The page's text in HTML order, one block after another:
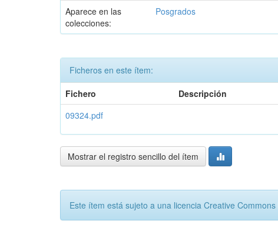
Aparece en las
colecciones:
Posgrados
Ficheros en este ítem:
Fichero
Descripción
09324.pdf
Mostrar el registro sencillo del ítem
Este ítem está sujeto a una licencia Creative Commons